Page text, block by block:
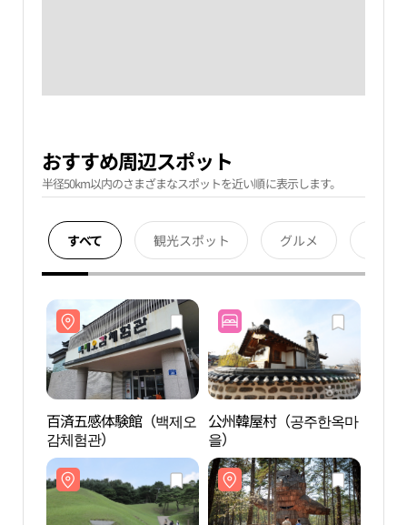
おすすめ周辺スポット
半径50km以内のさまざまなスポットを近い順に表示します。
すべて 観光スポット グルメ
百済五感体験館（백제오
감체험관）
公州韓屋村（공주한옥마
을）